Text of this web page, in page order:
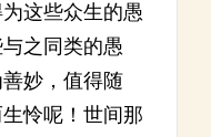
这些众生的愚
之同类的愚
妙，值得随
怜呢！世间那